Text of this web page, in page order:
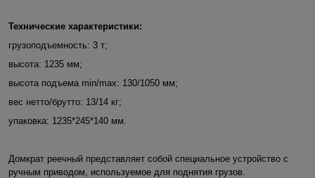
Технические характеристики:
грузоподъемность: 3 т;
высота: 1235 мм;
высота подъема min/max: 130/1050 мм;
вес нетто/брутто: 13/14 кг;
упаковка: 1235*245*140 мм.
Домкрат реечный представляет собой специальное устройство с
ручным приводом, используемое для поднятия грузов.